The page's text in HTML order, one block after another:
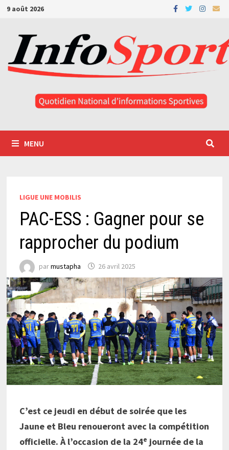
Passer
contenu
9 août 2026
MENU
LIGUE UNE MOBILIS
PAC-ESS : Gagner pour se
rapprocher du podium
parmustapha 26 avril 2025
C’est ce jeudi en début de soirée que les
Jaune et Bleu renoueront avec la compétition
officielle. À l’occasion de la 24e journée de la